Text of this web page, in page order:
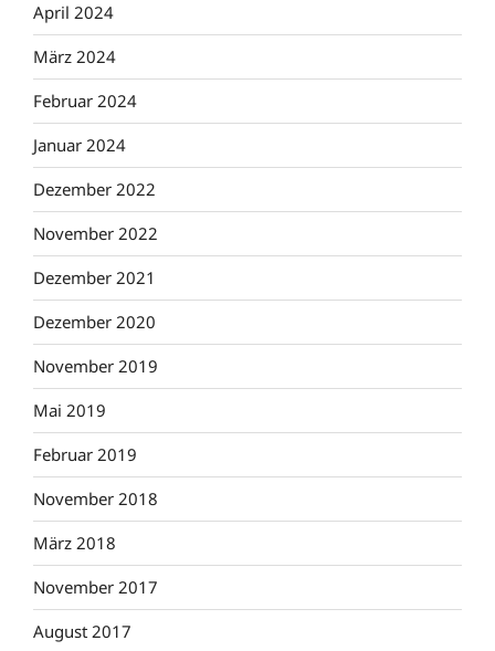
April 2024
März 2024
Februar 2024
Januar 2024
Dezember 2022
November 2022
Dezember 2021
Dezember 2020
November 2019
Mai 2019
Februar 2019
November 2018
März 2018
November 2017
August 2017